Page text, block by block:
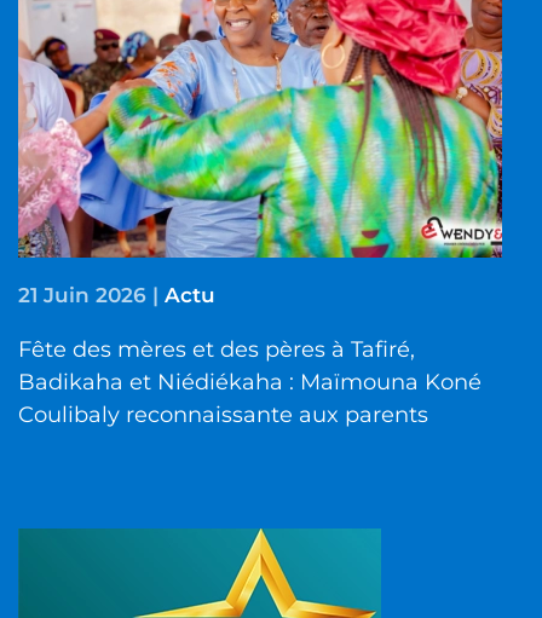
21 Juin 2026 | Actu
Fête des mères et des pères à Tafiré,
Badikaha et Niédiékaha : Maïmouna Koné
Coulibaly reconnaissante aux parents